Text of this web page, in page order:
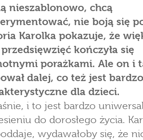
nieszablonowo, chcą
nie boją się
Karolka pokazuje, że
kończyła się
porażkami. Ale on i
dalej, co też jest bardzo
dla dzieci.
i to jest bardzo
do dorosłego życia.
wydawałoby się, że